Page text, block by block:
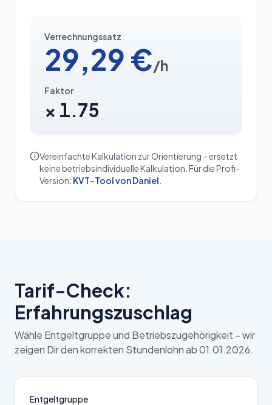
Verrechnungssatz
29,29€/h
Faktor
× 1.75
Vereinfachte Kalkulation zur Orientierung – ersetzt
keine betriebsindividuelle Kalkulation. Für die Profi-
Version: KVT-Tool von Daniel
Tarif-Check:
Erfahrungszuschlag
Wähle Entgeltgruppe und Betriebszugehörigkeit – wir
zeigen Dir den korrekten Stundenlohn ab 01.01.2026.
Entgeltgruppe